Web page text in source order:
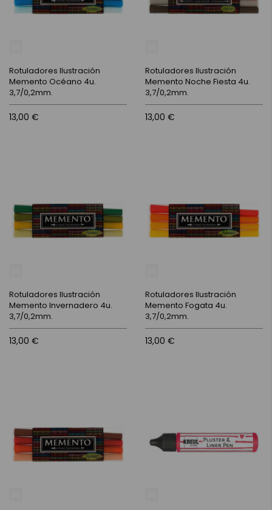
Rotuladores Ilustración
Memento Océano 4u.
3,7/0,2mm.
13,00 €
Rotuladores Ilustración
Memento Noche Fiesta 4u.
3,7/0,2mm.
13,00 €
Rotuladores Ilustración
Memento Invernadero 4u.
3,7/0,2mm.
13,00 €
Rotuladores Ilustración
Memento Fogata 4u.
3,7/0,2mm.
13,00 €